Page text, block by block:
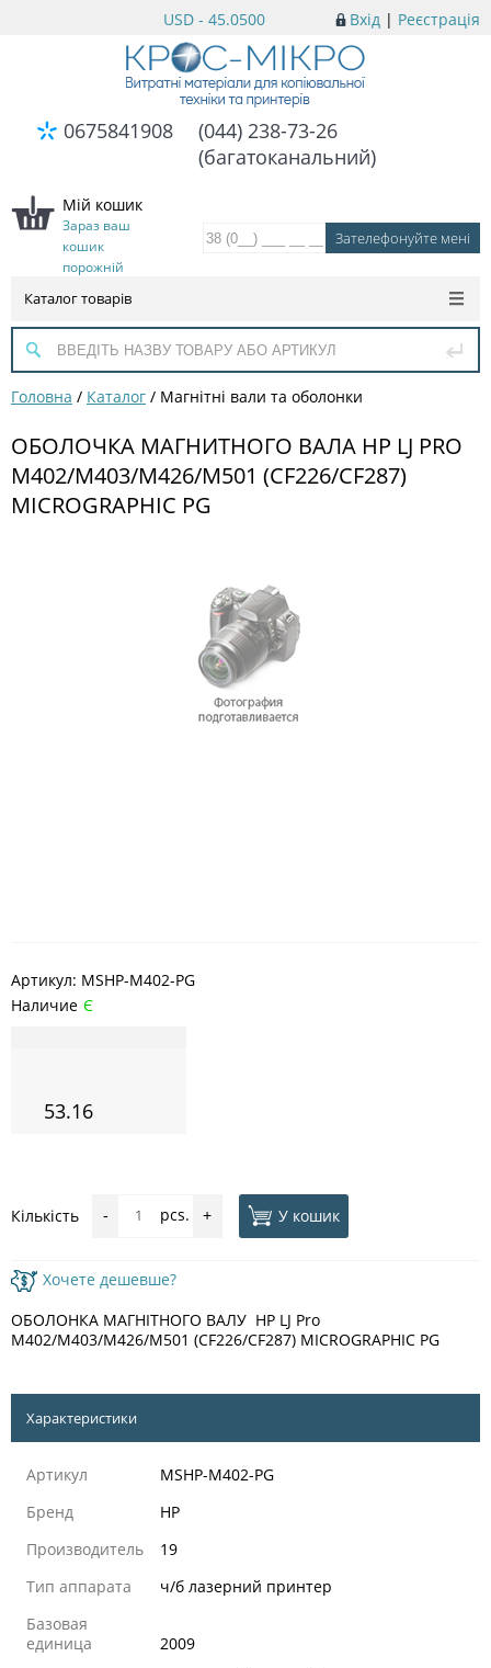
Вхід | Реєстрація
USD - 45.0500
0675841908
(044) 238-73-26
(багатоканальний)
Мій кошик
Зараз ваш
кошик
порожній
Каталог товарів
Головна / Каталог / Магнітні вали та оболонки
ОБОЛОЧКА МАГНИТНОГО ВАЛА HP LJ PRO
M402/M403/M426/M501 (CF226/CF287)
MICROGRAPHIC PG
Артикул: MSHP-M402-PG
Наличие Є
53.16
Кількість - pcs. + У кошик
Хочете дешевше?
ОБОЛОНКА МАГНІТНОГО ВАЛУ HP LJ Pro
M402/M403/M426/M501 (CF226/CF287) MICROGRAPHIC PG
Характеристики
Артикул
MSHP-M402-PG
Бренд
HP
Производитель
19
Тип аппарата
ч/б лазерний принтер
Базовая
единица
2009